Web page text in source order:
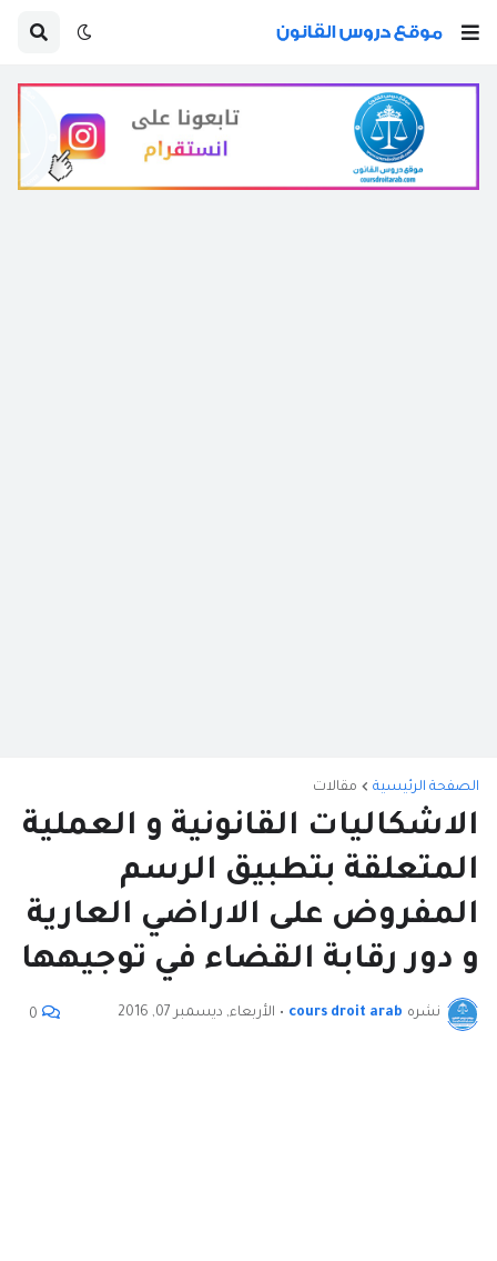
الصفحة الرئيسية مقالات
الاشكاليات القانونية و العملية
المتعلقة بتطبيق الرسم
المفروض على الاراضي العارية
و دور رقابة القضاء في توجيهها
نشره cours droit arab
• الأربعاء, ديسمبر 07, 2016 0